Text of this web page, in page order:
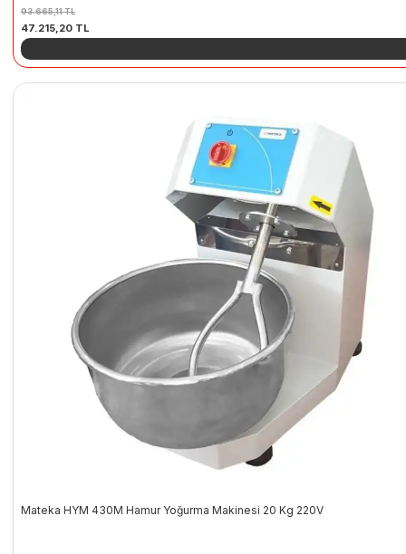
93.665,11TL
Orijinal
fiyat:
93.665,11 TL.
47.215,20 TLŞu
fiyat:
Mateka HYM 430M Hamur Yoğurma Makinesi 20 Kg 220V